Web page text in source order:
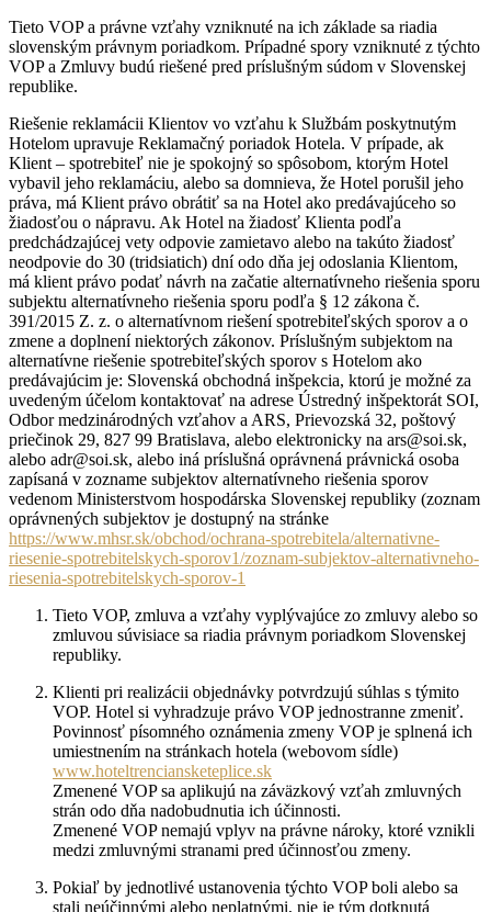
Tieto VOP a právne vzťahy vzniknuté na ich základe sa riadia
slovenským právnym poriadkom. Prípadné spory vzniknuté z týchto
VOP a Zmluvy budú riešené pred príslušným súdom v Slovenskej
republike.
Riešenie reklamácii Klientov vo vzťahu k Službám poskytnutým
Hotelom upravuje Reklamačný poriadok Hotela. V prípade, ak
Klient – spotrebiteľ nie je spokojný so spôsobom, ktorým Hotel
vybavil jeho reklamáciu, alebo sa domnieva, že Hotel porušil jeho
práva, má Klient právo obrátiť sa na Hotel ako predávajúceho so
žiadosťou o nápravu. Ak Hotel na žiadosť Klienta podľa
predchádzajúcej vety odpovie zamietavo alebo na takúto žiadosť
neodpovie do 30 (tridsiatich) dní odo dňa jej odoslania Klientom,
má klient právo podať návrh na začatie alternatívneho riešenia sporu
subjektu alternatívneho riešenia sporu podľa § 12 zákona č.
391/2015 Z. z. o alternatívnom riešení spotrebiteľských sporov a o
zmene a doplnení niektorých zákonov. Príslušným subjektom na
alternatívne riešenie spotrebiteľských sporov s Hotelom ako
predávajúcim je: Slovenská obchodná inšpekcia, ktorú je možné za
uvedeným účelom kontaktovať na adrese Ústredný inšpektorát SOI,
Odbor medzinárodných vzťahov a ARS, Prievozská 32, poštový
priečinok 29, 827 99 Bratislava, alebo elektronicky na ars@soi.sk,
alebo adr@soi.sk, alebo iná príslušná oprávnená právnická osoba
zapísaná v zozname subjektov alternatívneho riešenia sporov
vedenom Ministerstvom hospodárska Slovenskej republiky (zoznam
oprávnených subjektov je dostupný na stránke
https://www.mhsr.sk/obchod/ochrana-spotrebitela/alternativne-
riesenie-spotrebitelskych-sporov1/zoznam-subjektov-alternativneho-
riesenia-spotrebitelskych-sporov-1
Tieto VOP, zmluva a vzťahy vyplývajúce zo zmluvy alebo so
zmluvou súvisiace sa riadia právnym poriadkom Slovenskej
republiky.
Klienti pri realizácii objednávky potvrdzujú súhlas s týmito
VOP. Hotel si vyhradzuje právo VOP jednostranne zmeniť.
Povinnosť písomného oznámenia zmeny VOP je splnená ich
umiestnením na stránkach hotela (webovom sídle)
www.hoteltrenciansketeplice.sk
Zmenené VOP sa aplikujú na záväzkový vzťah zmluvných
strán odo dňa nadobudnutia ich účinnosti.
Zmenené VOP nemajú vplyv na právne nároky, ktoré vznikli
medzi zmluvnými stranami pred účinnosťou zmeny.
Pokiaľ by jednotlivé ustanovenia týchto VOP boli alebo sa
stali neúčinnými alebo neplatnými, nie je tým dotknutá